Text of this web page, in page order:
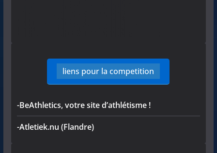
liens pour la competition
-BeAthletics, votre site d’athlétisme !
-Atletiek.nu (Flandre)